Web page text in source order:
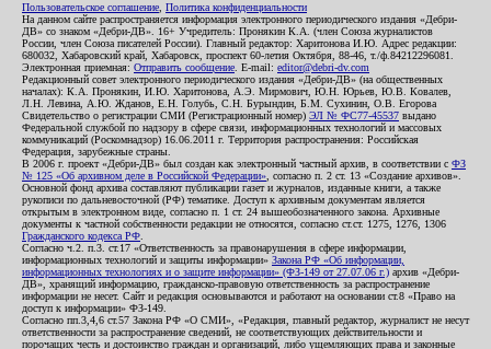
Пользовательское соглашение Политика конфиденциальности
На данном сайте распространяется информация электронного периодического издания «Дебри-
ДВ» со знаком «Дебри-ДВ». 16+ Учредитель: Пронякин К.А. (член Союза журналистов
России, член Союза писателей России). Главный редактор: Харитонова И.Ю. Адрес редакции:
680032, Хабаровский край, Хабаровск, проспект 60-летия Октября, 88-46, т./ф.84212296081.
Электронная приемная: Отправить сообщение . E-mail: editor@debri-dv.com
Редакционный совет электронного периодического издания «Дебри-ДВ» (на общественных
началах): К.А. Пронякин, И.Ю. Харитонова, А.Э. Мирмович, Ю.Н. Юрьев, Ю.В. Ковалев,
Л.Н. Левина, А.Ю. Жданов, Е.Н. Голубь, С.Н. Бурындин, Б.М. Сухинин, О.В. Егорова
Свидетельство о регистрации СМИ (Регистрационный номер) ЭЛ № ФС77-45537 выдано
Федеральной службой по надзору в сфере связи, информационных технологий и массовых
коммуникаций (Роскомнадзор) 16.06.2011 г. Территория распространения: Российская
Федерация, зарубежные страны.
В 2006 г. проект «Дебри-ДВ» был создан как электронный частный архив, в соответствии с ФЗ
№ 125 «Об архивном деле в Российской Федерации» , согласно п. 2 ст. 13 «Создание архивов».
Основной фонд архива составляют публикации газет и журналов, изданные книги, а также
рукописи по дальневосточной (РФ) тематике. Доступ к архивным документам является
открытым в электронном виде, согласно п. 1 ст. 24 вышеобозначенного закона. Архивные
документы к частной собственности редакции не относятся, согласно ст.ст. 1275, 1276, 1306
Гражданского кодекса РФ
Согласно ч.2. п.3. ст.17 «Ответственность за правонарушения в сфере информации,
информационных технологий и защиты информации» Закона РФ «Об информации,
информационных технологиях и о защите информации» (ФЗ-149 от 27.07.06 г.) архив «Дебри-
ДВ», хранящий информацию, гражданско-правовую ответственность за распространение
информации не несет. Сайт и редакция основываются и работают на основании ст.8 «Право на
доступ к информации» ФЗ-149.
Согласно пп.3,4,6 ст.57 Закона РФ «О СМИ», «Редакция, главный редактор, журналист не несут
ответственности за распространение сведений, не соответствующих действительности и
порочащих честь и достоинство граждан и организаций, либо ущемляющих права и законные